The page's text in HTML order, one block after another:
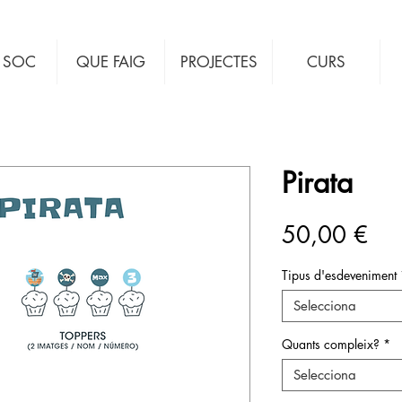
QUE FAIG PROJECTES CURS
Pirata
50,00 €
Tipus d'esdeveniment
Selecciona
Quants compleix? *
Selecciona